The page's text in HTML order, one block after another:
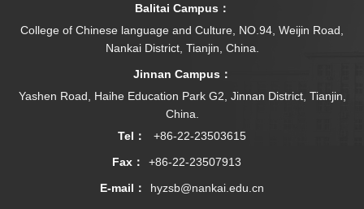
Balitai Campus：
College of Chinese language and Culture, NO.94, Weijin Road,
Nankai District, Tianjin, China.
Jinnan Campus：
Yashen Road, Haihe Education Park G2, Jinnan District, Tianjin,
China.
Tel：
+86-22-23503615
Fax：
+86-22-23507913
E-mail：
hyzsb@nankai.edu.cn